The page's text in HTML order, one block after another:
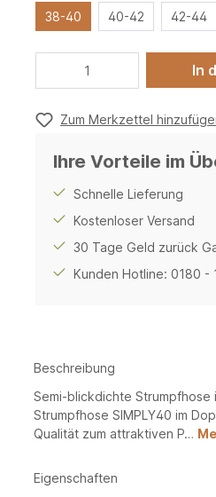
38-40 40-42 42-44
In
Zum Merkzettel
Ihre Vorteile im
Schnelle Lieferung
Kostenloser Versand
30 Tage Geld zurück
Kunden Hotline: 0180 -
Beschreibung
Semi-blickdichte Strumpfhose
Strumpfhose SIMPLY40 im
Qualität zum attraktiven P…
Eigenschaften